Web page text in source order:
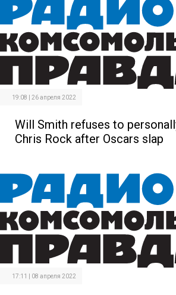
19:08 | 26 апреля 2022
Will Smith refuses to
Chris Rock after Oscars slap
17:11 | 08 апреля 2022